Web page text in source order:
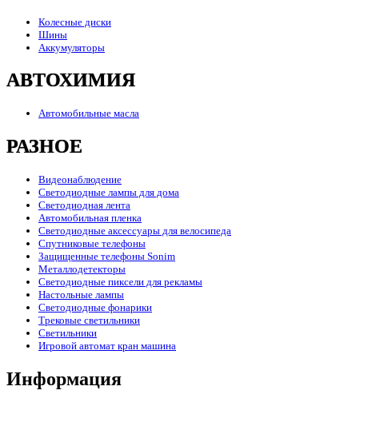
Колесные диски
Шины
Аккумуляторы
АВТОХИМИЯ
Автомобильные масла
РАЗНОЕ
Видеонаблюдение
Светодиодные лампы для дома
Светодиодная лента
Автомобильная пленка
Светодиодные аксессуары для велосипеда
Спутниковые телефоны
Защищенные телефоны Sonim
Металлодетекторы
Светодиодные пиксели для рекламы
Настольные лампы
Светодиодные фонарики
Трековые светильники
Светильники
Игровой автомат кран машина
Информация